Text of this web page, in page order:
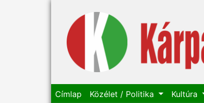
Címlap Közélet / Politika Kultúra